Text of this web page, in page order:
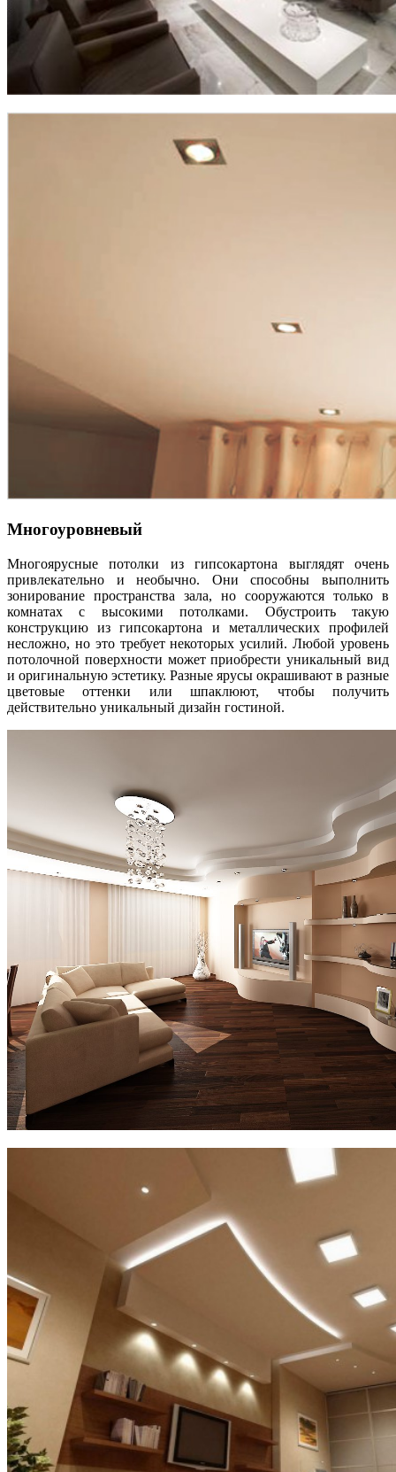
Многоуровневый
Многоярусные потолки из гипсокартона выглядят очень
привлекательно и необычно. Они способны выполнить
зонирование пространства зала, но сооружаются только в
комнатах с высокими потолками. Обустроить такую
конструкцию из гипсокартона и металлических профилей
несложно, но это требует некоторых усилий. Любой уровень
потолочной поверхности может приобрести уникальный вид
и оригинальную эстетику. Разные ярусы окрашивают в разные
цветовые оттенки или шпаклюют, чтобы получить
действительно уникальный дизайн гостиной.